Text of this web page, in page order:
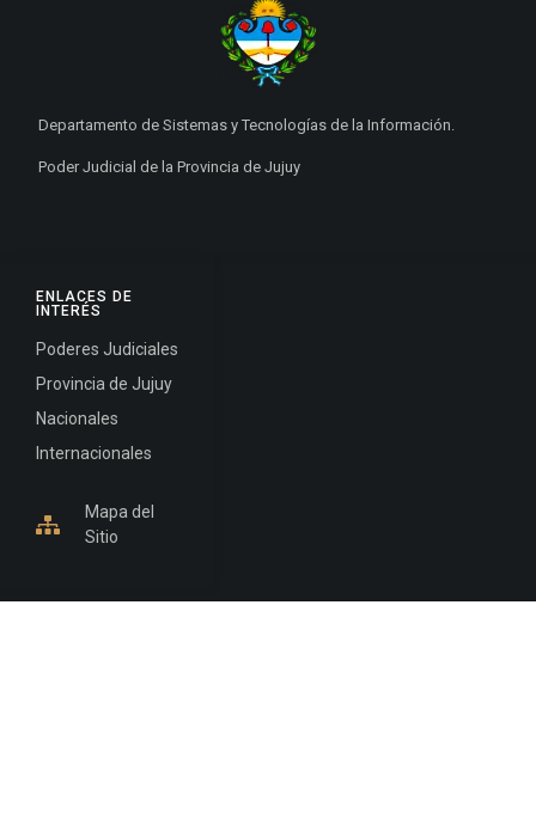
ENLACES DE
INTERÉS
Poderes Judiciales
Provincia de Jujuy
Nacionales
Internacionales
Mapa del
Sitio
Departamento de Sistemas y Tecnologías de la Información.
Poder Judicial de la Provincia de Jujuy